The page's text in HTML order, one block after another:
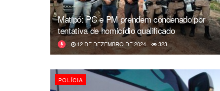
Matipó: PC e PM prendem condenado por
tentativa de homicídio qualificado
12 DE DEZEMBRO DE 2024 323
POLÍCIA